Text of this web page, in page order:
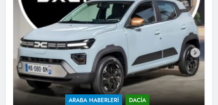
ARABA HABERLERI DACIA